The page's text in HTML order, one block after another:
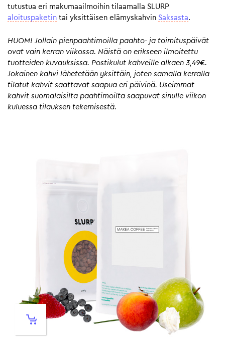
tutustua eri makumaailmoihin tilaamalla SLURP
aloituspaketin tai yksittäisen elämyskahvin Saksasta.
HUOM! Jollain pienpaahtimoilla paahto- ja toimituspäivät
ovat vain kerran viikossa. Näistä on erikseen ilmoitettu
tuotteiden kuvauksissa. Postikulut kahveille alkaen 3,49€.
Jokainen kahvi lähetetään yksittäin, joten samalla kerralla
tilatut kahvit saattavat saapua eri päivinä. Useimmat
kahvit suomalaisilta paahtimoilta saapuvat sinulle viikon
kuluessa tilauksen tekemisestä.